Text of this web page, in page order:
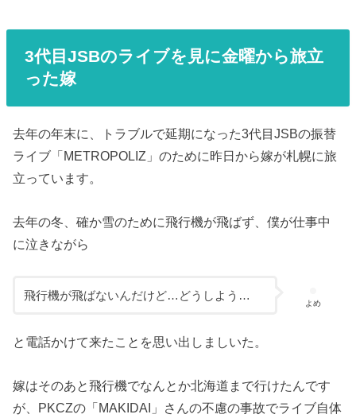
3代目JSBのライブを見に金曜から旅立
った嫁
去年の年末に、トラブルで延期になった3代目JSBの振替
ライブ「METROPOLIZ」のために昨日から嫁が札幌に旅
立っています。
去年の冬、確か雪のために飛行機が飛ばず、僕が仕事中
に泣きながら
よめ
飛行機が飛ばないんだけど…どうしよう…
と電話かけて来たことを思い出しましいた。
嫁はそのあと飛行機でなんとか北海道まで行けたんです
が、PKCZの「MAKIDAI」さんの不慮の事故でライブ自体